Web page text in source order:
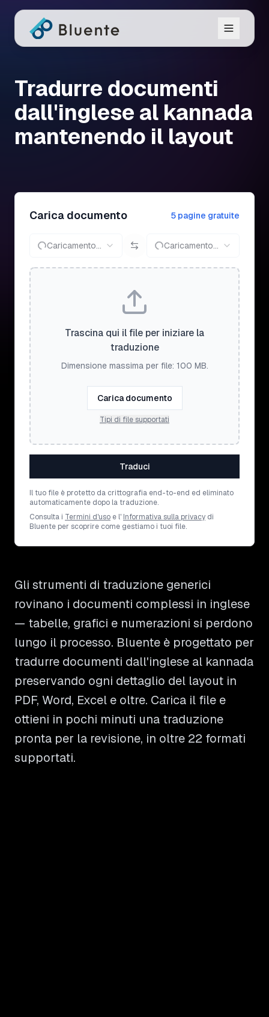
Tradurre documenti
dall'inglese al kannada
mantenendo il layout
Carica documento 5 pagine gratuite
Caricamento... Caricamento...
Trascina qui il file per iniziare la
traduzione
Dimensione massima per file: 100 MB.
Carica documento
Tipi di file supportati
Traduci
Il tuo file è protetto da crittografia end-to-end ed eliminato
automaticamente dopo la traduzione.
Consulta i Termini d'uso e l' Informativa sulla privacy di
Bluente per scoprire come gestiamo i tuoi file.
Gli strumenti di traduzione generici
rovinano i documenti complessi in inglese
— tabelle, grafici e numerazioni si perdono
lungo il processo. Bluente è progettato per
tradurre documenti dall'inglese al kannada
preservando ogni dettaglio del layout in
PDF, Word, Excel e oltre. Carica il file e
ottieni in pochi minuti una traduzione
pronta per la revisione, in oltre 22 formati
supportati.